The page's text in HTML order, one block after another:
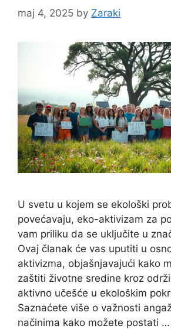
maj 4, 2025 by Zaraki
U svetu u kojem se ekološki
povećavaju, eko-aktivizam za
vam priliku da se uključite u
Ovaj članak će vas uputiti u
aktivizma, objašnjavajući kako
zaštiti životne sredine kroz
aktivno učešće u ekološkim
Saznaćete više o važnosti
načinima kako možete postati …